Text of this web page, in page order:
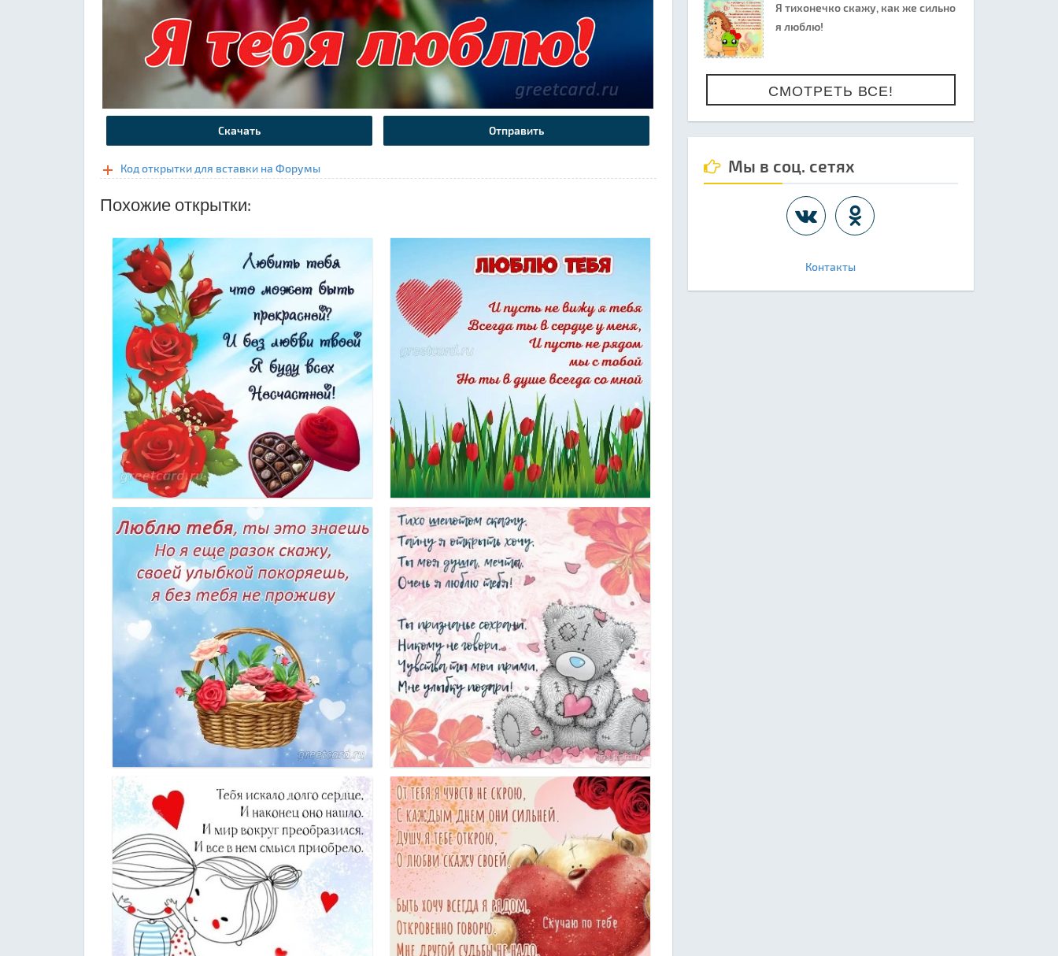
Скачать Отправить
Код открытки для вставки на Форумы
Похожие открытки:
Я тихонечко скажу, как же сильно
я люблю!
СМОТРЕТЬ ВСЕ!
Мы в соц. сетях
Контакты